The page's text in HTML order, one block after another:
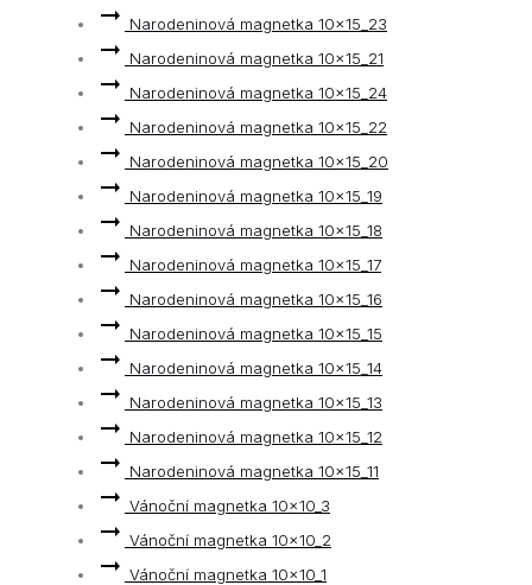
Narodeninová magnetka 10x15_23
Narodeninová magnetka 10x15_21
Narodeninová magnetka 10x15_24
Narodeninová magnetka 10x15_22
Narodeninová magnetka 10x15_20
Narodeninová magnetka 10x15_19
Narodeninová magnetka 10x15_18
Narodeninová magnetka 10x15_17
Narodeninová magnetka 10x15_16
Narodeninová magnetka 10x15_15
Narodeninová magnetka 10x15_14
Narodeninová magnetka 10x15_13
Narodeninová magnetka 10x15_12
Narodeninová magnetka 10x15_11
Vánoční magnetka 10x10_3
Vánoční magnetka 10x10_2
Vánoční magnetka 10x10_1